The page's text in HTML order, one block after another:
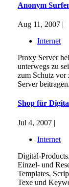
Anonym
Aug 11, 2007 |
Internet
Proxy Server
unterwegs zu
zum Schutz vor
Server
Shop für
Jul 4, 2007 |
Internet
Digital-
Einzel- und
Templates,
Texe und